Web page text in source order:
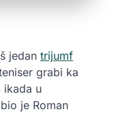
jedan trijumf
grabi ka
ikada u
je Roman